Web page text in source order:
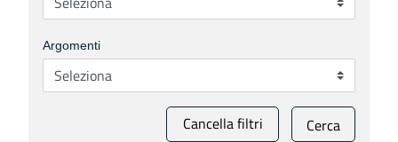
Argomenti
Cancella filtri Cerca